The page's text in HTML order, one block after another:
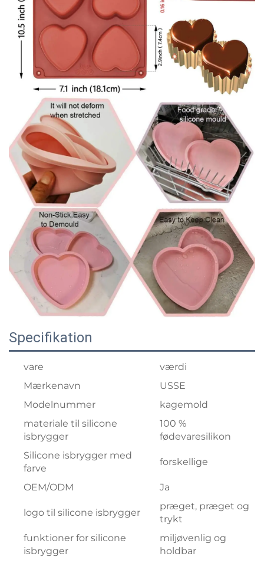
Specifikation
vare
værdi
Mærkenavn
USSE
Modelnummer
kagemold
materiale til silicone
isbrygger
100 %
fødevaresilikon
Silicone isbrygger med
farve
forskellige
OEM/ODM Ja
logo til silicone isbrygger
præget, præget og
trykt
funktioner for silicone
isbrygger
miljøvenlig og
holdbar